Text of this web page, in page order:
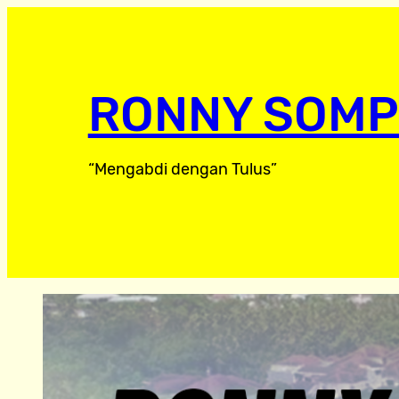
RONNY
“Mengabdi dengan Tulus”